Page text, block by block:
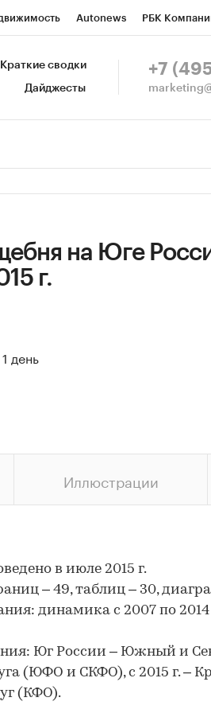
Autonews РБК
СПб Конференции СПб
Краткие сводки
Дайджесты
+7
на Юге
г.
день
Иллюстрации
в июле 2015 г.
– 49, таблиц – 30,
динамика с 2007 по 2014
Юг России – Южный и
(ЮФО и СКФО), с 2015 г. –
(КФО).